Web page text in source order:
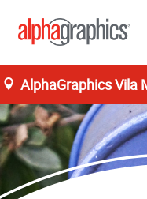
AlphaGraphics Vila
Home